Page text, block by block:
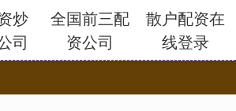
炒
司
全国前三配
资公司
散户配资在
线登录